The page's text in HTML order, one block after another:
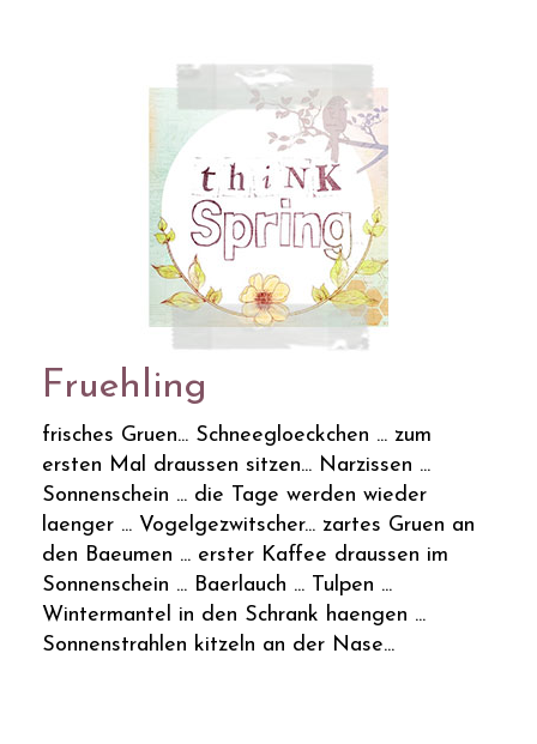
Fruehling
frisches Gruen... Schneegloeckchen ... zum
ersten Mal draussen sitzen... Narzissen ...
Sonnenschein ... die Tage werden wieder
laenger ... Vogelgezwitscher... zartes Gruen an
den Baeumen ... erster Kaffee draussen im
Sonnenschein ... Baerlauch ... Tulpen ...
Wintermantel in den Schrank haengen ...
Sonnenstrahlen kitzeln an der Nase...